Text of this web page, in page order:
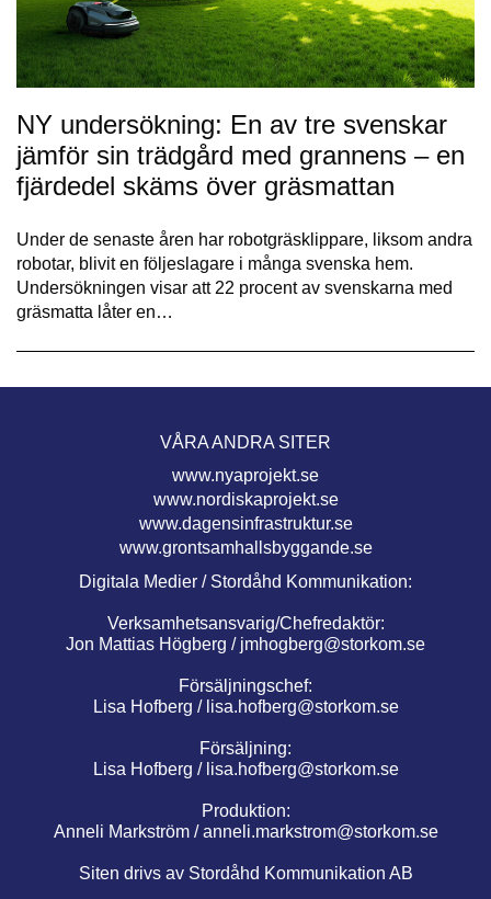
NY undersökning: En av tre svenskar
jämför sin trädgård med grannens – en
fjärdedel skäms över gräsmattan
Under de senaste åren har robotgräsklippare, liksom andra
robotar, blivit en följeslagare i många svenska hem.
Undersökningen visar att 22 procent av svenskarna med
gräsmatta låter en…
VÅRA ANDRA SITER
www.nyaprojekt.se
www.nordiskaprojekt.se
www.dagensinfrastruktur.se
www.grontsamhallsbyggande.se
Digitala Medier / Stordåhd Kommunikation:
Verksamhetsansvarig/Chefredaktör:
Jon Mattias Högberg / jmhogberg@storkom.se
Försäljningschef:
Lisa Hofberg / lisa.hofberg@storkom.se
Försäljning:
Lisa Hofberg / lisa.hofberg@storkom.se
Produktion:
Anneli Markström /anneli.markstrom@storkom.se
Siten drivs av Stordåhd Kommunikation AB